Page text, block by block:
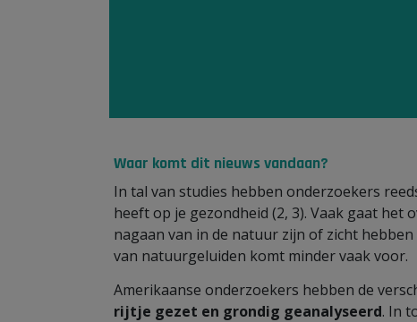
Waar komt dit nieuws vandaan?
In tal van studies hebben onderzoekers
heeft op je gezondheid (2, 3). Vaak gaat
nagaan van in de natuur zijn of zicht
van natuurgeluiden komt minder vaak voor.
Amerikaanse onderzoekers hebben de
rijtje gezet en grondig geanalyseerd. In